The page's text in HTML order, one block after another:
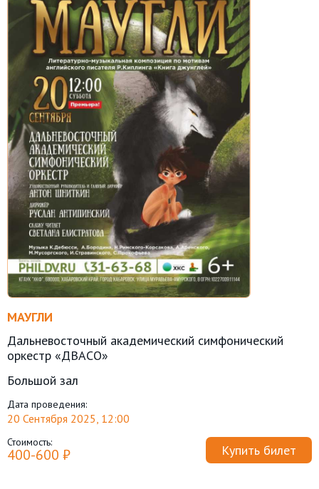
МАУГЛИ
Дальневосточный академический симфонический
оркестр «ДВАСО»
Большой зал
Дата проведения:
20 Сентября 2025, 12:00
Стоимость:
400-600 ₽ Купить билет